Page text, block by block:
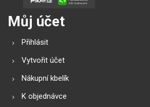
Můj účet
Přihlásit
Vytvořit účet
Nákupní kbelík
K objednávce